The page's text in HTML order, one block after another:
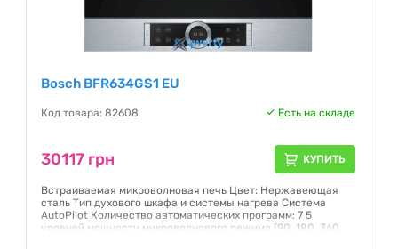
Bosch BFR634GS1 EU
Код товара: 82608 Есть на складе
30117 грн КУПИТЬ
Встраиваемая микроволновая печь Цвет: Нержавеющая
сталь Тип духового шкафа и системы нагрева Система
AutoPilot Количество автоматических программ: 7 5
уровней мощности микроволнового режима (90, 180, 360,